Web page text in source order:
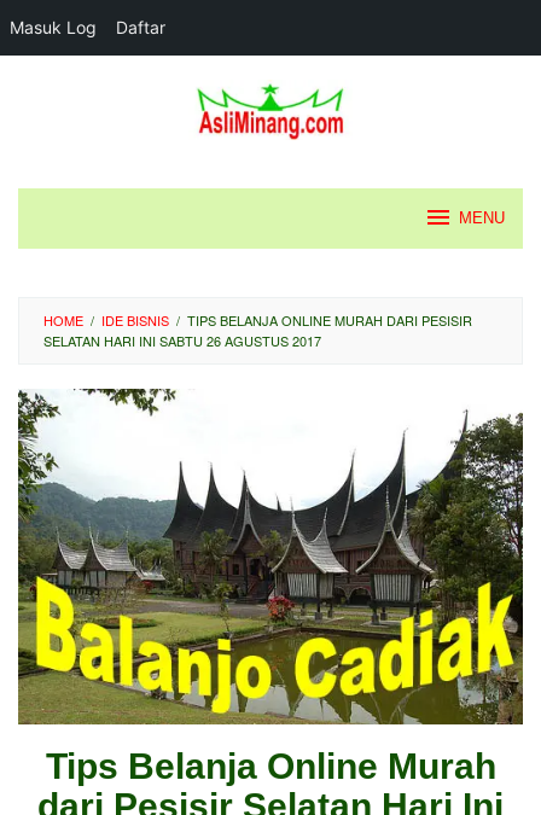
Masuk Log Daftar
MENU
HOME / IDE BISNIS / TIPS BELANJA ONLINE MURAH DARI PESISIR
SELATAN HARI INI SABTU 26 AGUSTUS 2017
Tips Belanja Online Murah
dari Pesisir Selatan Hari Ini